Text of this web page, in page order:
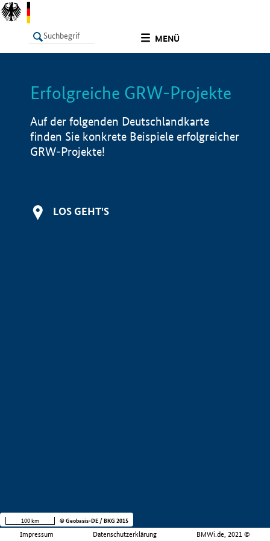
MENÜ
LISTE Info
Erfolgreiche GRW-Projekte
Auf der folgenden Deutschlandkarte
finden Sie konkrete Beispiele erfolgreicher
GRW-Projekte!
LOS GEHT'S
Impressum Datenschutzerklärung BMWi.de, 2021 ©
100 km © Geobasis-DE / BKG 2015